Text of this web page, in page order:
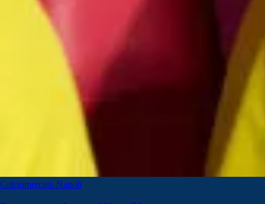
Calciomercato Napoli